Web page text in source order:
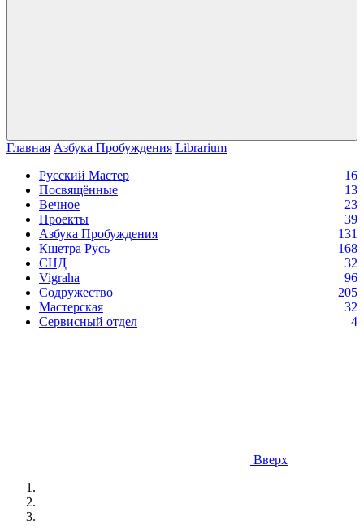
Главная Азбука Пробуждения Librarium
Русский Мастер
16
Посвящённые
13
Вечное
23
Проекты
39
Азбука Пробуждения
131
Кшетра Русь
168
СНД
32
Vigraha
96
Содружество
205
Мастерская
32
Сервисный отдел
4
Вверх